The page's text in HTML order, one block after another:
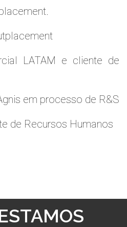
LATAM e cliente de
em processo de R&S
de Recursos Humanos